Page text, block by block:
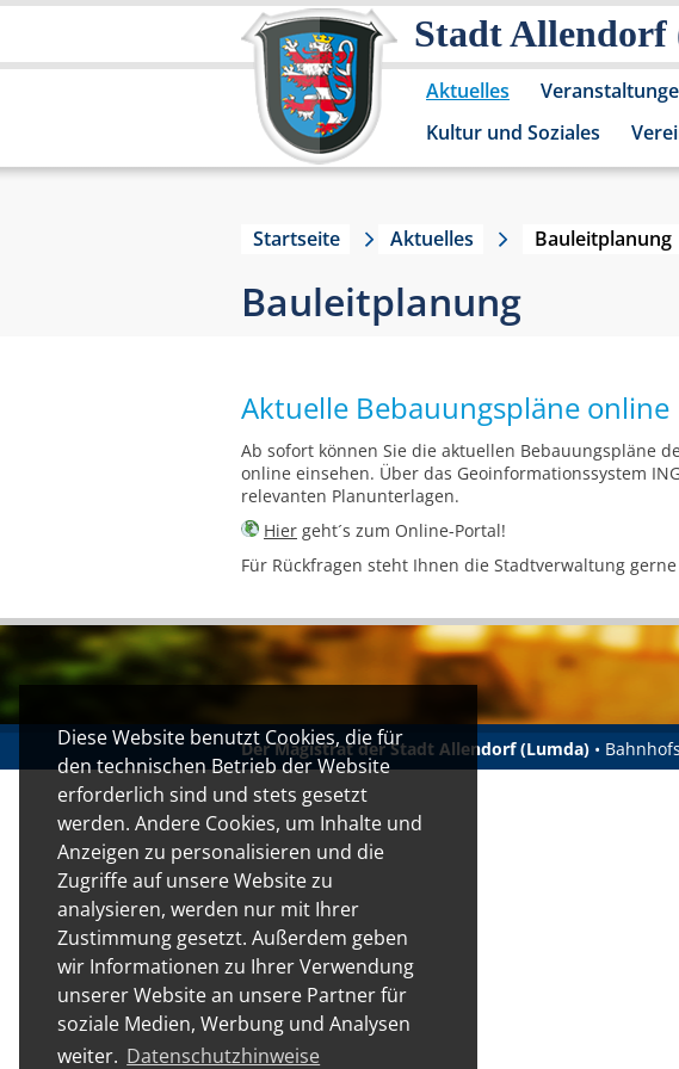
Diese Website benutzt Cookies, die für
den technischen Betrieb der Website
erforderlich sind und stets gesetzt
werden. Andere Cookies, um Inhalte und
Anzeigen zu personalisieren und die
Zugriffe auf unsere Website zu
analysieren, werden nur mit Ihrer
Zustimmung gesetzt. Außerdem geben
wir Informationen zu Ihrer Verwendung
unserer Website an unsere Partner für
soziale Medien, Werbung und Analysen
weiter. Datenschutzhinweise
Stadt Allendorf
Aktuelles
Kultur und Soziales
Startseite Aktuelles Bauleitplanung
Bauleitplanung
Aktuelle Bebauungspläne online
Ab sofort können Sie die aktuellen Bebauungspläne
online einsehen. Über das Geoinformationssystem
relevanten Planunterlagen.
Hier geht´s zum Online-Portal!
Für Rückfragen steht Ihnen die Stadtverwaltung
Der Magistrat der Stadt Allendorf (Lumda) •